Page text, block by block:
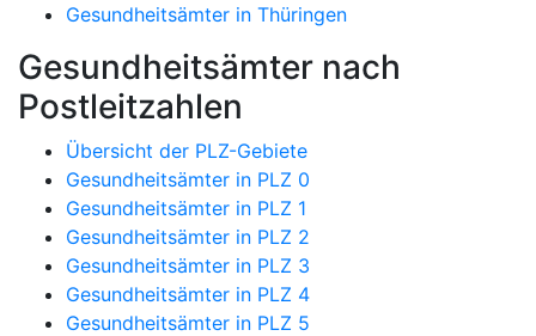
Gesundheitsämter in Thüringen
Gesundheitsämter nach
Postleitzahlen
Übersicht der PLZ-Gebiete
Gesundheitsämter in PLZ 0
Gesundheitsämter in PLZ 1
Gesundheitsämter in PLZ 2
Gesundheitsämter in PLZ 3
Gesundheitsämter in PLZ 4
Gesundheitsämter in PLZ 5